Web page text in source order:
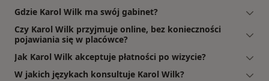
Gdzie Karol Wilk ma swój gabinet?
Czy Karol Wilk przyjmuje online, bez konieczności
pojawiania się w placówce?
Jak Karol Wilk akceptuje płatności po wizycie?
W jakich językach konsultuje Karol Wilk?